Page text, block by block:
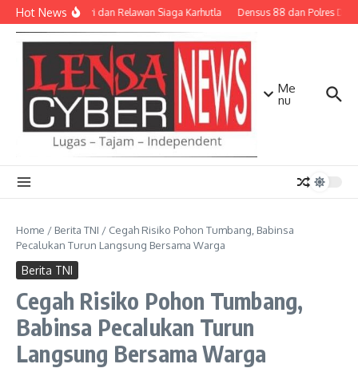
Lewati ke konten
Hot NewsTNI-Polri dan Relawan Siaga Karhutla Densus 88 dan Polres
Me
nu
Home / Berita TNI / Cegah Risiko Pohon Tumbang, Babinsa
Pecalukan Turun Langsung Bersama Warga
Berita TNI
Cegah Risiko Pohon Tumbang,
Babinsa Pecalukan Turun
Langsung Bersama Warga